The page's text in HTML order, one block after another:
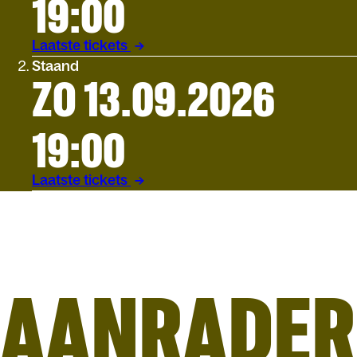
19:00
Laatste tickets
Staand
ZO 13.09.2026
19:00
Laatste tickets